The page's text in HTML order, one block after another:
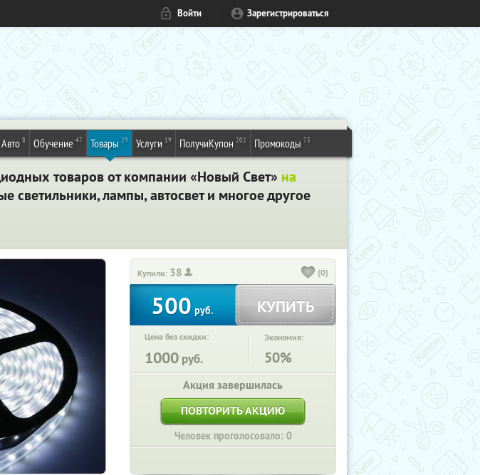
Войти Зарегистрироваться
Авто 8 Обучение 47 Товары 29 Услуги 19 ПолучиКупон 202 Промокоды 73
товаров от компании «Новый Свет» на
светильники, лампы, автосвет и многое другое
Купили: 38 (0)
500 руб. КУПИТЬ
Цена без скидки:
1000 руб.
Экономия:
50%
Акция завершилась
ПОВТОРИТЬ АКЦИЮ
Человек проголосовало: 0